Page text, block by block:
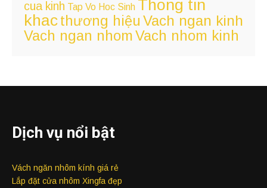
cua kinh Tap Vo Hoc Sinh Thong tin
khacthương hiệu Vach ngan kinh
Vach ngan nhomVach nhom kinh
Dịch vụ nổi bật
Vách ngăn nhôm kính giá rẻ
Lắp đặt cửa nhôm Xingfa đẹp